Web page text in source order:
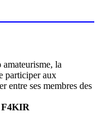
la
participer aux
entre ses membres des
F4KIR